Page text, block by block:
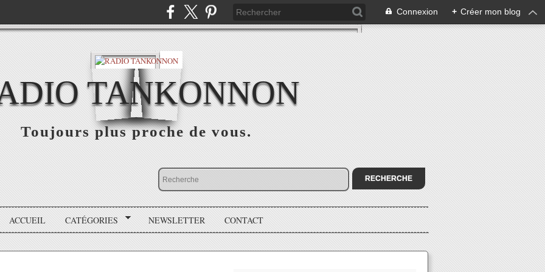
Connexion + Créer mon blog
TANKONNON
Toujours plus proche de vous.
ACCUEIL CATÉGORIES NEWSLETTER CONTACT